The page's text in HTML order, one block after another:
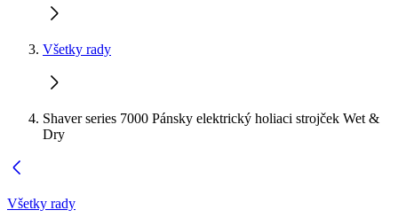
Všetky rady
Shaver series 7000 Pánsky elektrický holiaci strojček Wet &
Dry
Všetky rady